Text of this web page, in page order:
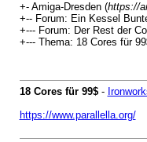
+- Amiga-Dresden (https://
+-- Forum: Ein Kessel
+--- Forum: Der Rest der
+--- Thema: 18 Cores für
18 Cores für 99$-
https://www.parallella.org/